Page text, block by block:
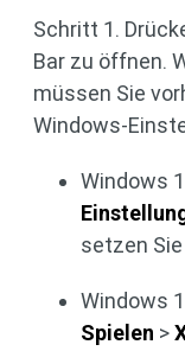
Schritt 1.
Bar zu öffnen.
müssen Sie
Windows-
Windows
setzen
Windows
Spielen >